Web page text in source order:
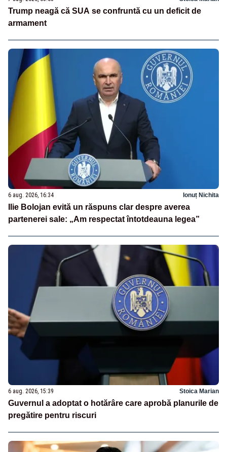
Trump neagă că SUA se confruntă cu un deficit de
armament
6 aug. 2026, 16:34 Ionuț Nichita
Ilie Bolojan evită un răspuns clar despre averea
partenerei sale: „Am respectat întotdeauna legea”
6 aug. 2026, 15:39 Stoica Marian
Guvernul a adoptat o hotărâre care aprobă planurile de
pregătire pentru riscuri